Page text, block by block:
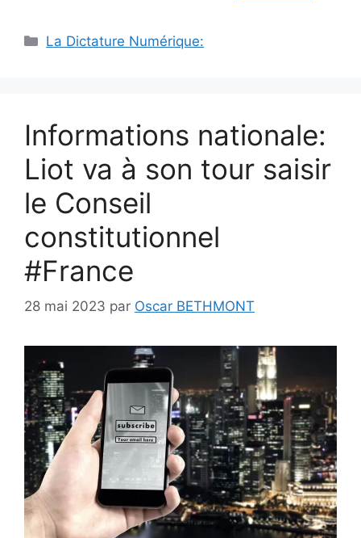
Catégories
La Dictature Numérique:
Informations nationale:
Liot va à son tour saisir
le Conseil
constitutionnel
#France
28 mai 2023 par Oscar BETHMONT